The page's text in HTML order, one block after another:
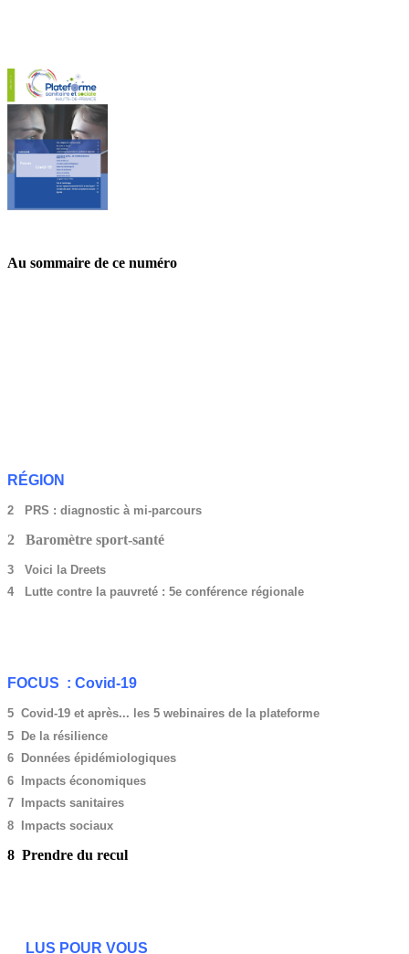
Au sommaire de ce numéro
RÉGION
2 PRS : diagnostic à mi-parcours
2 Baromètre sport-santé
3 Voici la Dreets
4 Lutte contre la pauvreté : 5e conférence régionale
FOCUS : Covid-19
5 Covid-19 et après... les 5 webinaires de la plateforme
5 De la résilience
6 Données épidémiologiques
6 Impacts économiques
7 Impacts sanitaires
8 Impacts sociaux
8 Prendre du recul
LUS POUR VOUS